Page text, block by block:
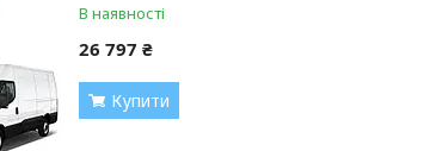
В наявності
26 797 ₴
Купити